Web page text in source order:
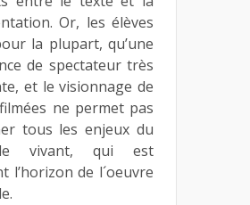
Or, les élèves
la plupart, qu’une
de spectateur très
et le visionnage de
ne permet pas
tous les enjeux du
vivant, qui est
l’horizon de l´oeuvre